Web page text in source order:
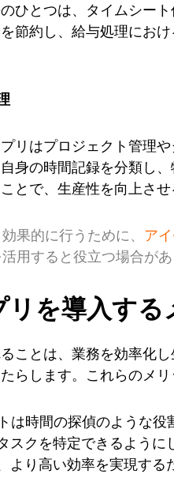
ひとつは、タイムシート
節約し、給与処理にお
リはプロジェクト管理
身の時間記録を分類し
とで、生産性を向上させ
果的に行うために、 ア
用すると役立つ場合があ
を導入する
ことは、業務を効率化
らします。これらのメ
は時間の探偵のような役
スクを特定できるよう
より高い効率を実現す